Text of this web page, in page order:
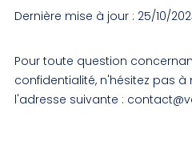
Dernière mise à jour : 25/10/
Pour toute question
confidentialité, n'hésitez pas
l'adresse suivante :